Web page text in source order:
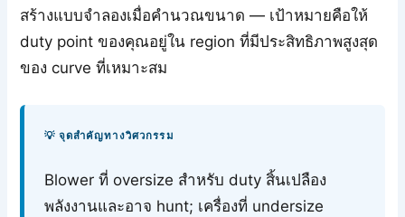
สร้างแบบจำลองเมื่อคำนวณขนาด — เป้าหมายคือให้
duty point ของคุณอยู่ใน region ที่มีประสิทธิภาพสูงสุด
ของ curve ที่เหมาะสม
💡 จุดสำคัญทางวิศวกรรม
Blower ที่ oversize สำหรับ duty สิ้นเปลือง
พลังงานและอาจ hunt; เครื่องที่ undersize